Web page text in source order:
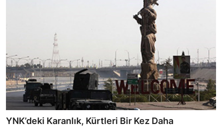
Galeri
Video
Yazarlar
YNK’deki Karanlık, Kürtleri Bir Kez Daha